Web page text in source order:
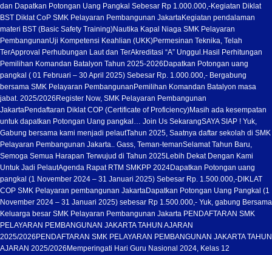
dan Dapatkan Potongan Uang Pangkal Sebesar Rp 1.000.000,-Kegiatan Diklat
BST Diklat CoP SMK Pelayaran Pembangunan JakartaKegiatan pendalaman
materi BST (Basic Safety Training)Nautika Kapal Niaga SMK Pelayaran
PembangunanUji Kompetensi Keahlian (UKK)Permesinan Teknika, Telah
TerApproval Perhubungan Laut dan TerAkreditasi “A” Unggul.Hasil Perhitungan
Pemilihan Komandan Batalyon Tahun 2025-2026 Dapatkan Potongan uang
pangkal ( 01 Februari – 30 April 2025) Sebesar Rp. 1.000.000,- Bergabung
bersama SMK Pelayaran Pembangunan Pemilihan Komandan Batalyon masa
jabat. 2025/2026 Register Now, SMK Pelayaran Pembangunan
JakartaPendaftaran Diklat COP (Certificate of Proficiency)Masih ada kesempatan
untuk dapatkan Potongan Uang pangkal… Join Us SekarangSAYA SIAP ! Yuk,
Gabung bersama kami menjadi pelautTahun 2025, Saatnya daftar sekolah di SMK
Pelayaran Pembangunan Jakarta.. Gass, Teman-temanSelamat Tahun Baru,
Semoga Semua Harapan Terwujud di Tahun 2025Lebih Dekat Dengan Kami
Untuk Jadi PelautAgenda Rapat RTM SMKPP 2024Dapatkan Potongan uang
pangkal (1 November 2024 – 31 Januari 2025) Sebesar Rp. 1.500.000,-DIKLAT
COP SMK Pelayaran pembangunan JakartaDapatkan Potongan Uang Pangkal (1
November 2024 – 31 Januari 2025) sebesar Rp 1.500.000,- Yuk, gabung Bersama
Keluarga besar SMK Pelayaran Pembangunan Jakarta PENDAFTARAN SMK
PELAYARAN PEMBANGUNAN JAKARTA TAHUN AJARAN
2025/2026 PENDAFTARAN SMK PELAYARAN PEMBANGUNAN JAKARTA TAHUN
AJARAN 2025/2026 Memperingati Hari Guru Nasional 2024, Kelas 12